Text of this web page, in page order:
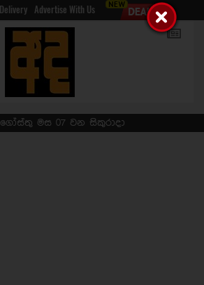
Advertise With Us
මස 07 වන සිකුරාදා